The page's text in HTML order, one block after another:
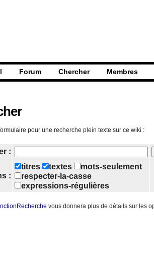
Forum Chercher Membres
pour une recherche plein texte sur ce wiki :
:
:
titres textes
mots-seulement
respecter-la-casse
expressions-régulières
vous donnera plus de détails sur les